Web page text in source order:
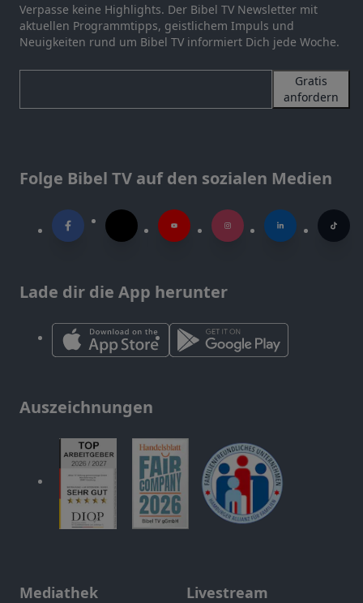
Verpasse keine Highlights. Der Bibel TV Newsletter mit
aktuellen Programmtipps, geistlichem Impuls und
Neuigkeiten rund um Bibel TV informiert Dich jede Woche.
Gratis
anfordern
Folge Bibel TV auf den sozialen Medien
Lade dir die App herunter
Auszeichnungen
Mediathek Livestream